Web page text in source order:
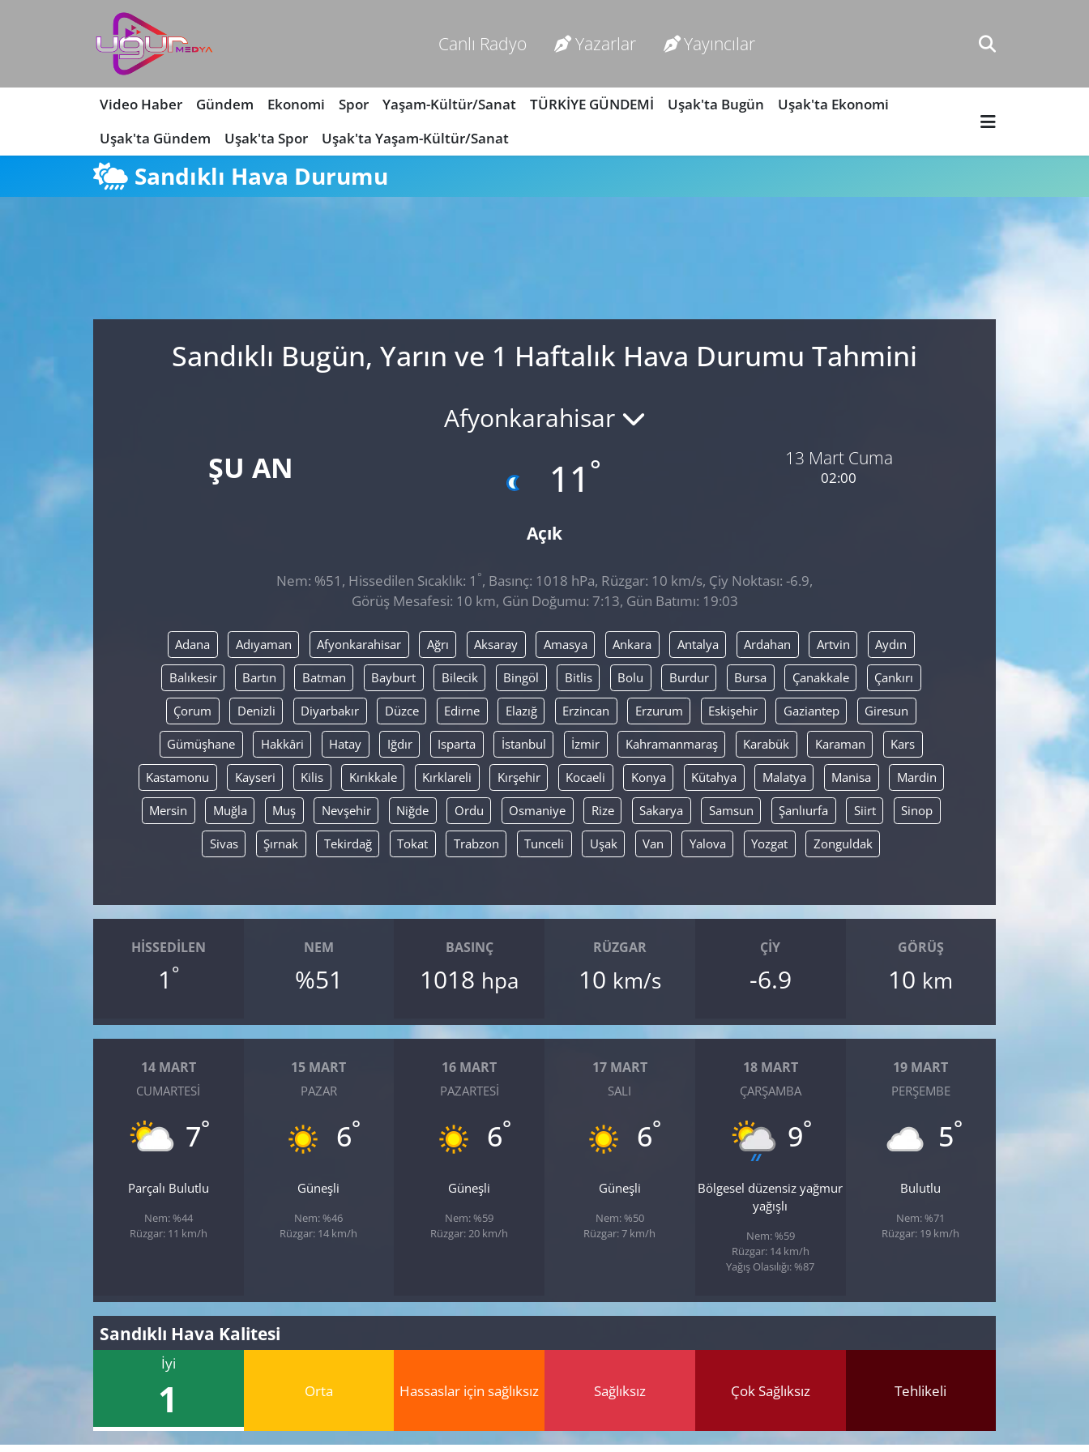
Canlı Radyo Yazarlar Yayıncılar
Video Haber Gündem Ekonomi Spor Yaşam-Kültür/Sanat TÜRKİYE GÜNDEMİ Uşak'ta Bugün
Uşak'ta Ekonomi
Uşak'ta Gündem
Uşak'ta Spor Uşak'ta Yaşam-Kültür/Sanat
Sandıklı Hava Durumu
Sandıklı Bugün, Yarın ve 1 Haftalık Hava Durumu Tahmini
ŞU AN
Afyonkarahisar
11 °
Açık
13 Mart Cuma
02:00
Nem: %51, Hissedilen Sıcaklık: 1 °, Basınç: 1018 hPa, Rüzgar: 10 km/s, Çiy Noktası: -6.9,
Görüş Mesafesi: 10 km, Gün Doğumu: 7:13, Gün Batımı: 19:03
Adana Adıyaman Afyonkarahisar Ağrı Aksaray Amasya Ankara Antalya Ardahan Artvin Aydın
Balıkesir Bartın Batman Bayburt Bilecik Bingöl Bitlis Bolu Burdur Bursa Çanakkale Çankırı
Çorum Denizli Diyarbakır Düzce Edirne Elazığ Erzincan Erzurum Eskişehir Gaziantep Giresun
Gümüşhane Hakkâri Hatay Iğdır Isparta İstanbul İzmir Kahramanmaraş Karabük Karaman Kars
Kastamonu Kayseri Kilis Kırıkkale Kırklareli Kırşehir Kocaeli Konya Kütahya Malatya Manisa Mardin
Mersin Muğla Muş Nevşehir Niğde Ordu Osmaniye Rize Sakarya Samsun Şanlıurfa Siirt Sinop
Sivas Şırnak Tekirdağ Tokat Trabzon Tunceli Uşak Van Yalova Yozgat Zonguldak
HISSEDILEN
1 °
NEM
%51
BASINÇ
1018 hpa
RÜZGAR
10 km/s
ÇIY
-6.9
GÖRÜŞ
10 km
14 MART
CUMARTESI
7°
Parçalı Bulutlu
Nem: %44
Rüzgar: 11 km/h
15 MART
PAZAR
6°
Güneşli
Nem: %46
Rüzgar: 14 km/h
16 MART
PAZARTESI
6°
Güneşli
Nem: %59
Rüzgar: 20 km/h
17 MART
SALI
6°
Güneşli
Nem: %50
Rüzgar: 7 km/h
18 MART
ÇARŞAMBA
9°
Bölgesel düzensiz yağmur
yağışlı
Nem: %59
Rüzgar: 14 km/h
Yağış Olasılığı: %87
19 MART
PERŞEMBE
5°
Bulutlu
Nem: %71
Rüzgar: 19 km/h
Sandıklı Hava Kalitesi
İyi
1 Orta Hassaslar için sağlıksız Sağlıksız Çok Sağlıksız Tehlikeli
Nöbetçi Eczaneler
Hava Durumu
Namaz Vakitleri
Trafik Durumu